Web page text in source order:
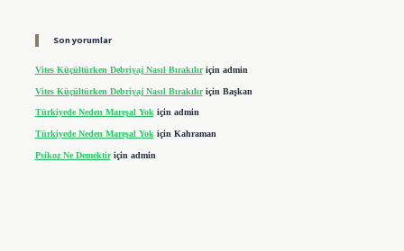
Son yorumlar
Vites Küçültürken Debriyaj Nasıl Bırakılıriçin admin
Vites Küçültürken Debriyaj Nasıl Bırakılıriçin Başkan
Türkiyede Neden Mareşal Yokiçin admin
Türkiyede Neden Mareşal Yok için Kahraman
Psikoz Ne Demektiriçin admin